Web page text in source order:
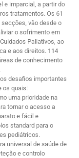
e imparcial, a partir do
tratamentos. Os 61
vão desde o
o sofrimento em
Paliativos, ao
e aos direitos. 114
de conhecimento
desafios importantes
os quais:
uma prioridade na
tornar o acesso a
e fácil e
standard para o
pediátricos.
universal de saúde de
e controlo